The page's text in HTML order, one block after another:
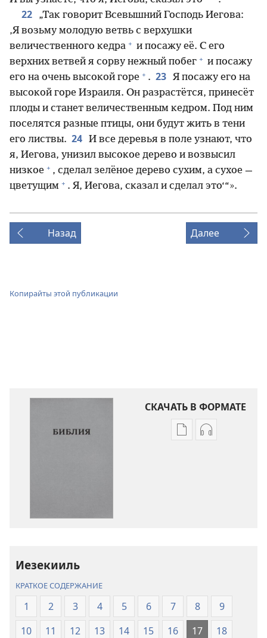
22
„Так говорит Всевышний Господь Иегова:
‚Я возьму молодую ветвь с верхушки
величественного кедра + и посажу её. С его
верхних ветвей я сорву нежный побег + и посажу
его на очень высокой горе + . 23 Я посажу его на
высокой горе Израиля. Он разрастётся, принесёт
плоды и станет величественным кедром. Под ним
поселятся разные птицы, они будут жить в тени
его листвы. 24 И все деревья в поле узнают, что
я, Иегова, унизил высокое дерево и возвысил
низкое + , сделал зелёное дерево сухим, а сухое —
цветущим + . Я, Иегова, сказал и сделал это‘“».
Назад Далее
Копирайты этой публикации
СКАЧАТЬ В ФОРМАТЕ
ВариантыВарианты
Иезекииль
КРАТКОЕ СОДЕРЖАНИЕ
1 2 3 4 5 6 7 8
9
10
11 12 13 14 15 16 17
18